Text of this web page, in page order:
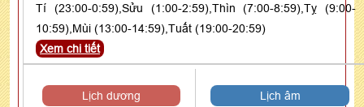
Tí (23:00-0:59),Sửu (1:00-2:59),Thìn (7:00-8:59),Tỵ (9:00-
10:59),Mùi (13:00-14:59),Tuất (19:00-20:59)
Xem chi tiết
Lịch dương Lịch âm